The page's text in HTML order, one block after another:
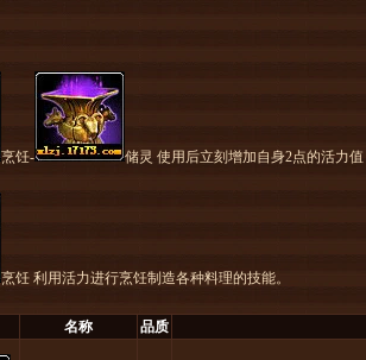
烹饪- 储灵 使用后立刻增加自身2点的活力
烹饪 利用活力进行烹饪制造各种料理的技能。
名称 品质